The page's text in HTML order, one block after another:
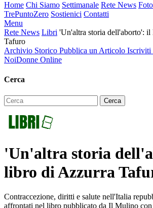
Home Chi Siamo Settimanale Rete News
TrePuntoZero Sostienici Contatti
Menu
Rete News Libri 'Un'altra storia dell'aborto':
Tafuro
Archivio Storico Pubblica un Articolo Iscriviti
NoiDonne Online
Cerca
'Un'altra storia
libro di Azzurra
Contraccezione, diritti e salute nell'Italia
affrontati nel libro pubblicato da Il Mulino